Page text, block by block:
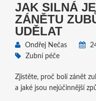
JAK SILNÁ
ZÁNĚTU
UDĚLAT
Ondřej Nečas
Zubní péče
Zjistěte, proč bolí zánět
a jaké jsou nejúčinnější